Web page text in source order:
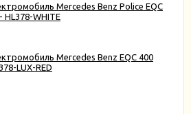
Mercedes Benz Police EQC
HL378-WHITE
Mercedes Benz EQC 400
LUX-RED